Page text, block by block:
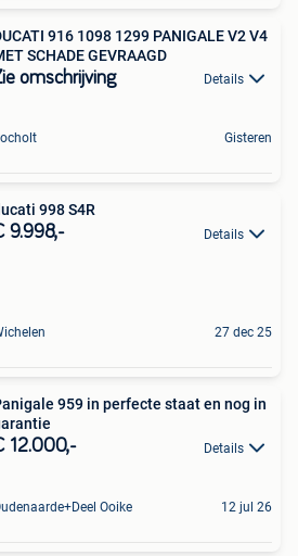
916 1098 1299 PANIGALE V2 V4
SCHADE GEVRAAGD
omschrijving Details
Gisteren
998 S4R
9.998,- Details
27 dec 25
959 in perfecte staat en nog in
12.000,- Details
Ooike 12 jul 26